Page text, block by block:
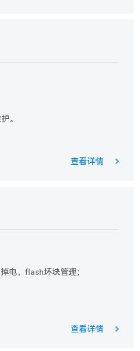
。
查看详情
电，flash坏块管理；
查看详情